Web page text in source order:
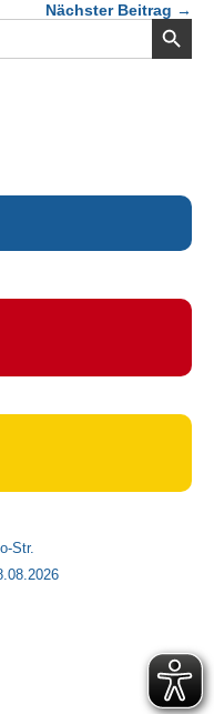
Nächster Beitrag →
Search Button
Str.